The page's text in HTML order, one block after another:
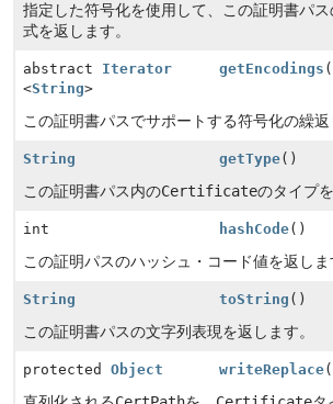
指定した符号化を使用して、この証明書パ
式を返します。
abstract Iterator
<String>
getEncodings
この証明書パスでサポートする符号化の繰返
String getType()
この証明書パス内のCertificateのタイプ
int hashCode()
この証明パスのハッシュ・コード値を返しま
String toString ()
この証明書パスの文字列表現を返します。
protected Object writeReplace